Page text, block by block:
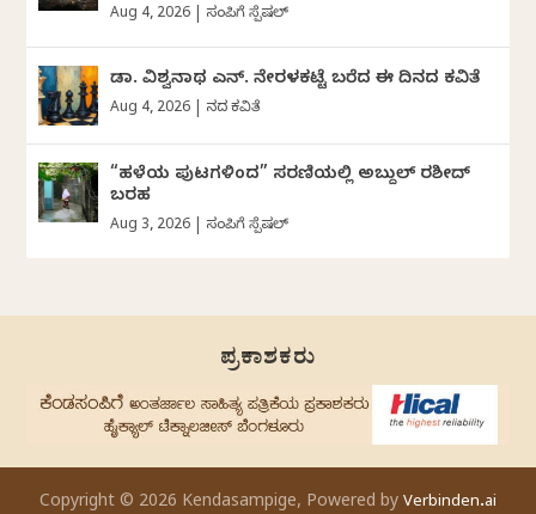
Aug 4, 2026 ಸಂಪಿಗೆ ಸ್ಪೆಷಲ್
ಡಾ. ವಿಶ್ವನಾಥ ಎನ್.‌ ನೇರಳಕಟ್ಟೆ ಬರೆದ ಈ ದಿನದ ಕವಿತೆ
Aug 4, 2026 ದಿನದ ಕವಿತೆ
“ಹಳೆಯ ಪುಟಗಳಿಂದ” ಸರಣಿಯಲ್ಲಿ ಅಬ್ದುಲ್‌ ರಶೀದ್‌
ಬರಹ
Aug 3, 2026 ಸಂಪಿಗೆ ಸ್ಪೆಷಲ್
ಪ್ರಕಾಶಕರು
Copyright © 2026 Kendasampige, Powered by Verbinden.ai